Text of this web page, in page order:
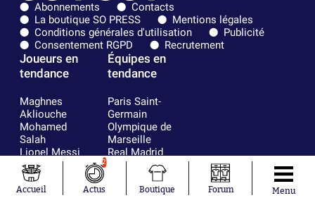
Abonnements
Contacts
La boutique SO PRESS
Mentions légales
Conditions générales d'utilisation
Publicité
Consentement RGPD
Recrutement
Joueurs en
tendance
Maghnes
Akliouche
Mohamed
Salah
Lionel Messi
Ferrán Torres
Kilian Corredor
Franco
Équipes en
tendance
Paris Saint-
Germain
Olympique de
Marseille
Real Madrid
FIFA
Olympique
lyonnais
Accueil
2
Actus Boutique Forum Menu